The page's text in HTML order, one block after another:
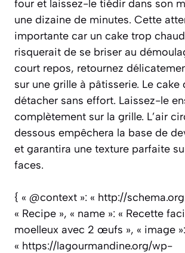
four et laissez-le tiédir dans son
une dizaine de minutes. Cette
importante car un cake trop
risquerait de se briser au
court repos, retournez
sur une grille à pâtisserie. Le cake
détacher sans effort. Laissez-le
complètement sur la grille. L’air
dessous empêchera la base de
et garantira une texture parfaite
faces.
{ « @context »: « http://schema.org
« Recipe », « name »: « Recette
moelleux avec 2 œufs », « image »:
« https://lagourmandine.org/wp-